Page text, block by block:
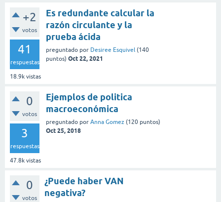
+2
votos
41
respuestas
18.9k vistas
Es redundante calcular la
razón circulante y la
prueba ácida
preguntado por Desiree Esquivel (140
puntos) Oct 22, 2021
0
votos
3
respuestas
47.8k vistas
Ejemplos de politica
macroeconómica
preguntado por Anna Gomez (120 puntos)
Oct 25, 2018
0
votos
¿Puede haber VAN
negativa?